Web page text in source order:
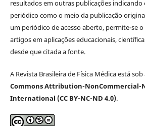
resultados em outras publicações indicando
periódico como o meio da publicação
um periódico de acesso aberto, permite-se
artigos em aplicações educacionais,
desde que citada a fonte.
A Revista Brasileira de Física Médica está sob
Commons Attribution-NonCommercial-
International (CC BY-NC-ND 4.0).